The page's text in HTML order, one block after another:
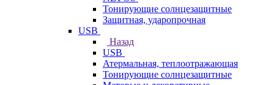
Тонирующие солнцезащитные
Защитная, ударопрочная
USB
Назад
USB
Атермальная, теплоотражающая
Тонирующие солнцезащитные